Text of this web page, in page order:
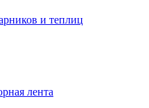
и теплиц
лента